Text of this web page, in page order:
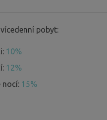
El. a fotbalových kabin za
v srdci vesnice
karavany a místa pro
a kiosek s
pobyt:
10%
12%
nocí: 15%